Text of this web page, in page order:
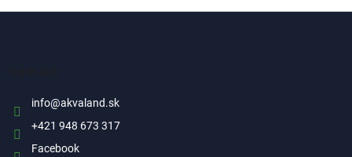
info@akvaland.sk
+421 948 673 317
Facebook